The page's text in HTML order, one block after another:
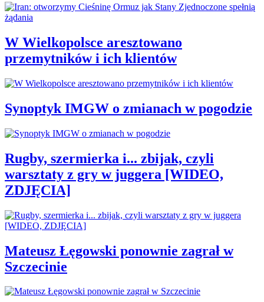
W Wielkopolsce aresztowano
przemytników i ich klientów
Synoptyk IMGW o zmianach w pogodzie
Rugby, szermierka i... zbijak, czyli
warsztaty z gry w juggera [WIDEO,
ZDJĘCIA]
Mateusz Łęgowski ponownie zagrał w
Szczecinie